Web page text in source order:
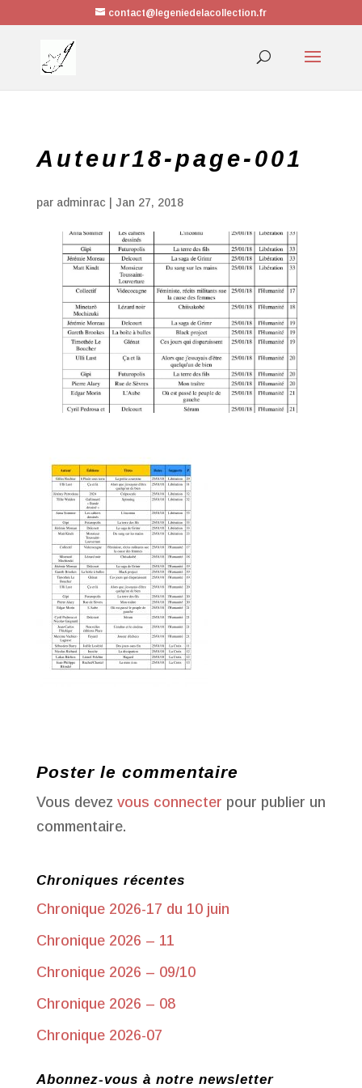
contact@legeniedelacollection.fr
Auteur18-page-001
par adminrac Jan 27, 2018
Poster le commentaire
Vous devez vous connecter pour publier un
commentaire.
Chroniques récentes
Chronique 2026-17 du 10 juin
Chronique 2026 – 11
Chronique 2026 – 09/10
Chronique 2026 – 08
Chronique 2026-07
Abonnez-vous à notre newsletter